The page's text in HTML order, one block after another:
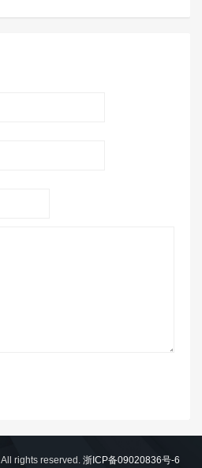
All rights reserved. 浙ICP备09020836号-6